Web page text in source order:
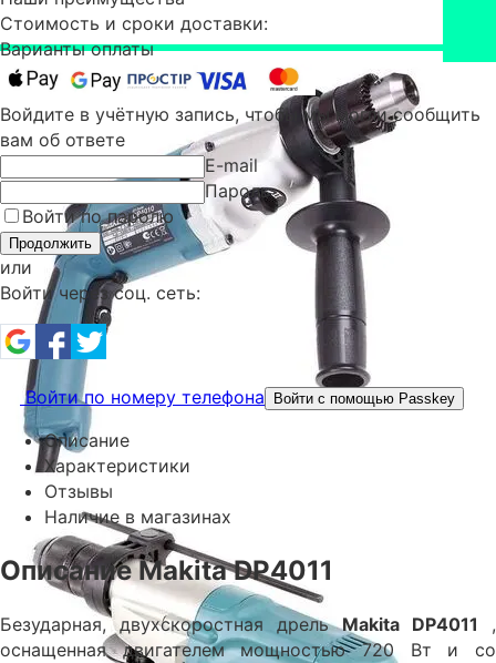
Стоимость и сроки доставки:
Варианты оплаты
Войдите в учётную запись, чтобы мы могли сообщить
вам об ответе
E-mail
Пароль
Войти по паролю
Продолжить
или
Войти через соц. сеть:
Войти по номеру телефона Войти с помощью Passkey
Описание
Характеристики
Отзывы
Наличие в магазинах
Описание Makita DP4011
Безударная, двухскоростная дрельMakita DP4011 ,
оснащенная двигателем мощностью 720 Вт и со